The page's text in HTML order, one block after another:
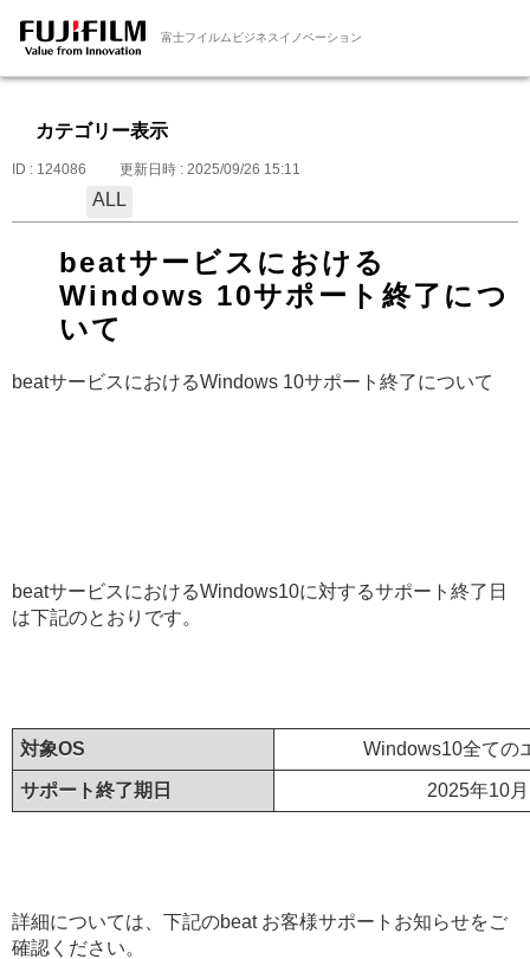
富士フイルムビジネスイノベーション
カテゴリー表示
ID : 124086 更新日時 : 2025/09/26 15:11
ALL
beatサービスにおける
Windows 10サポート終了につ
いて
beatサービスにおけるWindows 10サポート終了について
beatサービスにおけるWindows10に対するサポート終了日
は下記のとおりです。
対象OS Windows10全ての
サポート終了期日 2025年10
詳細については、下記のbeat お客様サポートお知らせをご
確認ください。